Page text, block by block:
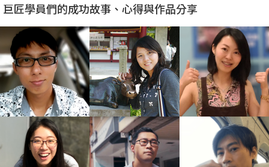
巨匠學員們的成功故事、心得與作品分享